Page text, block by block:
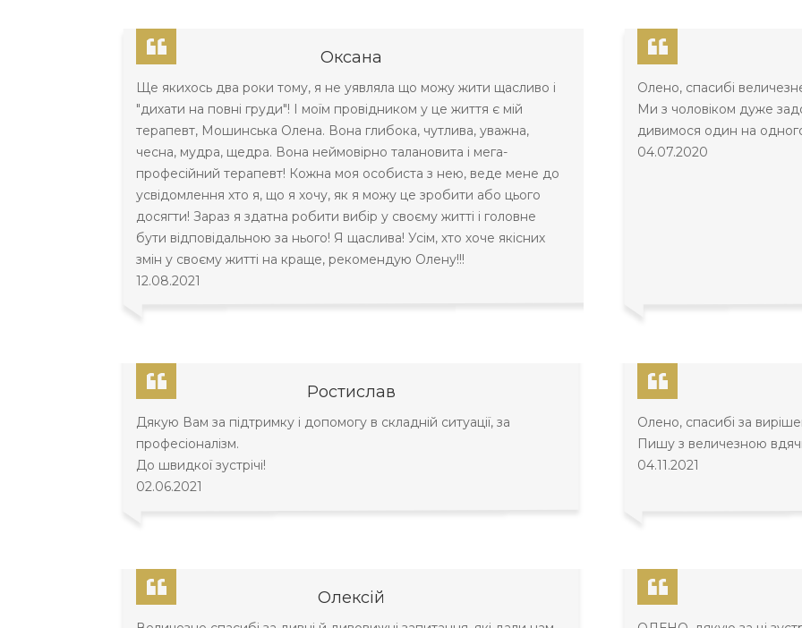
Оксана
Ще якихось два роки тому, я не уявляла що можу жити щасливо і
"дихати на повні груди"! І моїм провідником у це життя є мій
терапевт, Мошинська Олена. Вона глибока, чутлива, уважна,
чесна, мудра, щедра. Вона неймовірно талановита і мега-
професійний терапевт! Кожна моя особиста з нею, веде мене до
усвідомлення хто я, що я хочу, як я можу це зробити або цього
досягти! Зараз я здатна робити вибір у своєму житті і головне
бути відповідальною за нього! Я щаслива! Усім, хто хоче якісних
змін у своєму житті на краще, рекомендую Олену!!!
12.08.2021
Олено, спасибі
Ми з чоловіком дуже
дивимося один на
04.07.2020
Ростислав
Дякую Вам за підтримку і допомогу в складній ситуації, за
професіоналізм.
До швидкої зустрічі!
02.06.2021
Олено, спасибі за
Пишу з величезною
04.11.2021
Олексій